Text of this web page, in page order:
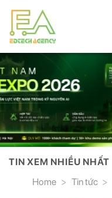
content
TIN XEM NHIỀU NHẤT
Home > Tin tức >